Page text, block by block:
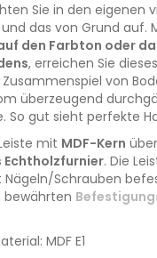
Sie in den eigenen
das von Grund auf.
den Farbton oder
, erreichen Sie
von
überzeugend
So gut sieht perfekte
mit MDF-Kern
. Die
Schrauben
MDF E1